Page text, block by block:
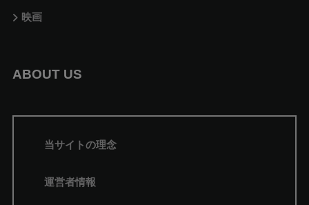
映画
ABOUT US
当サイトの理念
運営者情報